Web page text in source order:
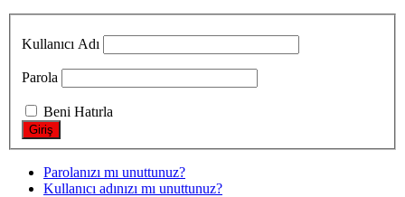
Kullanıcı Adı
Parola
Beni Hatırla
Parolanızı mı unuttunuz?
Kullanıcı adınızı mı unuttunuz?